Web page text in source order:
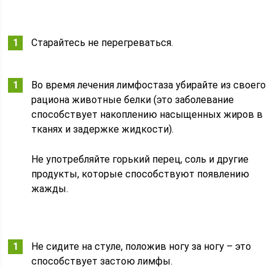
Старайтесь не перегреваться.
Во время лечения лимфостаза убирайте из своего
рациона животные белки (это заболевание
способствует накоплению насыщенных жиров в
тканях и задержке жидкости).
Не употребляйте горький перец, соль и другие
продукты, которые способствуют появлению
жажды.
Не сидите на стуле, положив ногу за ногу – это
способствует застою лимфы.